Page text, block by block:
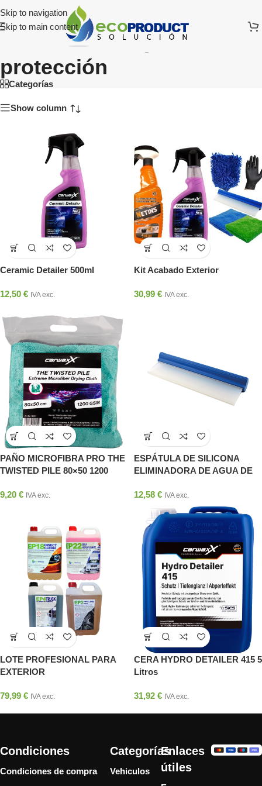
Skip to navigation
Skip to main content
Secado, brillo y
protección
Categorías
Show column
Ceramic Detailer 500ml
12,50 € IVA exc.
Kit Acabado Exterior
30,99 € IVA exc.
PAÑO MICROFIBRA PRO THE
TWISTED PILE 80×50 1200
9,20 € IVA exc.
ESPÁTULA DE SILICONA
ELIMINADORA DE AGUA DE
12,58 € IVA exc.
LOTE PROFESIONAL PARA
EXTERIOR
79,99 € IVA exc.
CERA HYDRO DETAILER 415 5
Litros
31,92 € IVA exc.
Condiciones
Condiciones de compra
Categorías
Vehiculos
Enlaces
útiles